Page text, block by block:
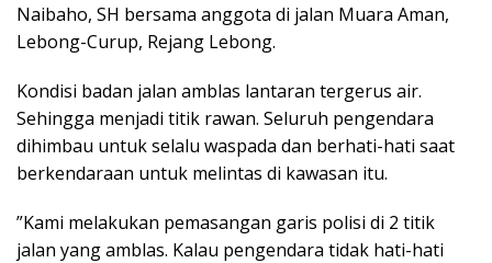
Naibaho, SH bersama anggota di jalan Muara Aman,
Lebong-Curup, Rejang Lebong.
Kondisi badan jalan amblas lantaran tergerus air.
Sehingga menjadi titik rawan. Seluruh pengendara
dihimbau untuk selalu waspada dan berhati-hati saat
berkendaraan untuk melintas di kawasan itu.
”Kami melakukan pemasangan garis polisi di 2 titik
jalan yang amblas. Kalau pengendara tidak hati-hati